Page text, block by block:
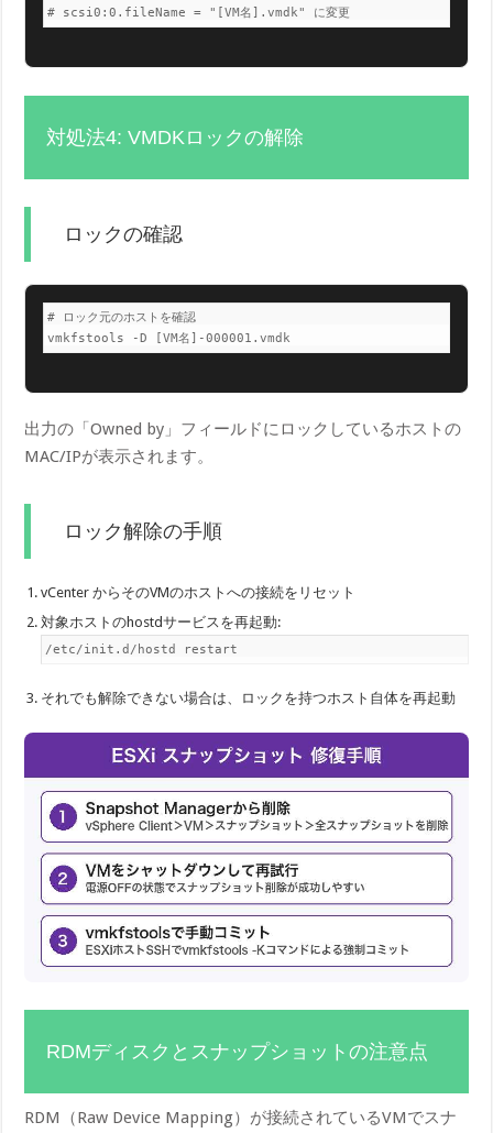
# scsi0:0.fileName = "[VM名].vmdk" に変更
対処法4: VMDKロックの解除
ロックの確認
# ロック元のホストを確認
vmkfstools -D [VM名]-000001.vmdk
出力の「Owned by」フィールドにロックしているホストの
MAC/IPが表示されます。
ロック解除の手順
vCenter からそのVMのホストへの接続をリセット
対象ホストのhostdサービスを再起動:
/etc/init.d/hostd restart
それでも解除できない場合は、ロックを持つホスト自体を再起動
RDMディスクとスナップショットの注意点
RDM（Raw Device Mapping）が接続されているVMでスナ